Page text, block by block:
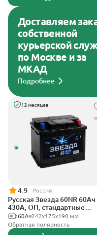
Доставляем
собственной
курьерской
по Москве и за
МКАД
Подробнее
12 месяцев
4.9 Россия
Русская Звезда 60NR 60Ач
430А, ОП, стандартные
клеммы242x175x190 мм
60Ач
Обратная полярность